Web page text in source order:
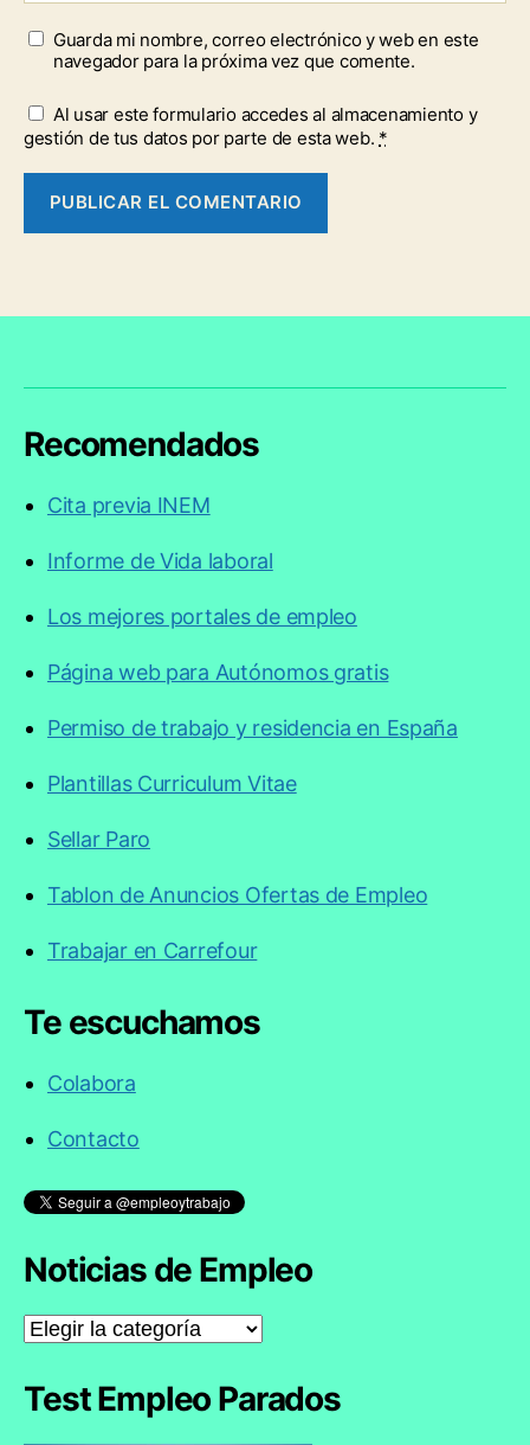
Guarda mi nombre, correo electrónico y web en este
navegador para la próxima vez que comente.
Al usar este formulario accedes al almacenamiento y
gestión de tus datos por parte de esta web. *
Recomendados
Cita previa INEM
Informe de Vida laboral
Los mejores portales de empleo
Página web para Autónomos gratis
Permiso de trabajo y residencia en España
Plantillas Curriculum Vitae
Sellar Paro
Tablon de Anuncios Ofertas de Empleo
Trabajar en Carrefour
Te escuchamos
Colabora
Contacto
Noticias de Empleo
Noticias
de
Test Empleo Parados